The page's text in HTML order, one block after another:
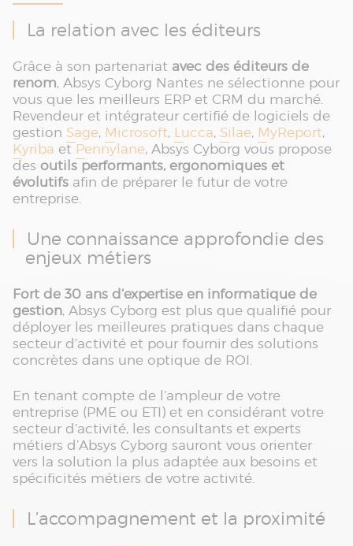
La relation avec les éditeurs
Grâce à son partenariat avec des éditeurs de
renom, Absys Cyborg Nantes ne sélectionne pour
vous que les meilleurs ERP et CRM du marché.
Revendeur et intégrateur certifié de logiciels de
gestion Sage, Microsoft, Lucca, Silae, MyReport,
Kyriba et Pennylane, Absys Cyborg vous propose
des outils performants, ergonomiques et
évolutifs afin de préparer le futur de votre
entreprise.
Une connaissance approfondie des
enjeux métiers
Fort de 30 ans d’expertise en informatique de
gestion, Absys Cyborg est plus que qualifié pour
déployer les meilleures pratiques dans chaque
secteur d’activité et pour fournir des solutions
concrètes dans une optique de ROI.
En tenant compte de l’ampleur de votre
entreprise (PME ou ETI) et en considérant votre
secteur d’activité, les consultants et experts
métiers d’Absys Cyborg sauront vous orienter
vers la solution la plus adaptée aux besoins et
spécificités métiers de votre activité.
L’accompagnement et la proximité